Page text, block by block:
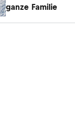
ganze Familie